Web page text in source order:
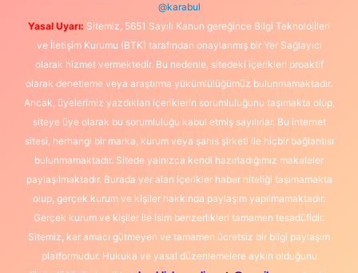
@karabul
Yasal Uyarı: Sitemiz, 5651 Sayılı Kanun gereğince Bilgi Teknolojileri
ve İletişim Kurumu (BTK) tarafından onaylanmış bir Yer Sağlayıcı
olarak hizmet vermektedir. Bu nedenle, sitedeki içerikleri proaktif
olarak denetleme veya araştırma yükümlülüğümüz bulunmamaktadır.
Ancak, üyelerimiz yazdıkları içeriklerin sorumluluğunu taşımakta olup,
siteye üye olarak bu sorumluluğu kabul etmiş sayılırlar. Bu internet
sitesi, herhangi bir marka, kurum veya şahıs şirketi ile hiçbir bağlantısı
bulunmamaktadır. Sitede yalnızca kendi hazırladığımız makaleler
paylaşılmaktadır. Burada yer alan içerikler haber niteliği taşımamakta
olup, gerçek kurum ve kişiler hakkında paylaşım yapılmamaktadır.
Gerçek kurum ve kişiler ile isim benzerlikleri tamamen tesadüfidir.
Sitemiz, kar amacı gütmeyen ve tamamen ücretsiz bir bilgi paylaşım
platformudur. Hukuka ve yasal düzenlemelere aykırı olduğunu